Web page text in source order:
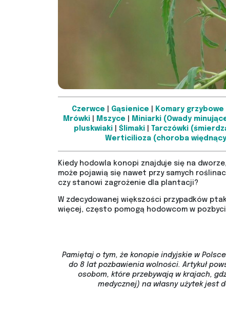
Czerwce Gąsienice Komary grzybowe
Mrówki| Mszyce Miniarki (Owady
pluskwiaki
Ślimaki Tarczówki
Werticilioza (choroba
Kiedy hodowla konopi znajduje się na
może pojawią się nawet przy samych
czy stanowi zagrożenie dla plantacji?
W zdecydowanej większości przypadków
więcej, często pomogą hodowcom w
Pamiętaj o tym, że konopie indyjskie w
do 8 lat pozbawienia wolności. Artykuł
osobom, które przebywają w krajach,
medycznej) na własny użytek jest